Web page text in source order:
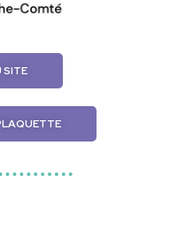
SITE